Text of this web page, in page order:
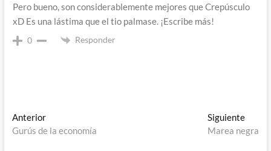
Pero bueno, son considerablemente mejores que Crepúsculo
xD Es una lástima que el tio palmase. ¡Escribe más!
0 Responder
Navegación
de
AnteriorEntrada
anterior:
Gurús de la economía
Siguiente
Marea negra